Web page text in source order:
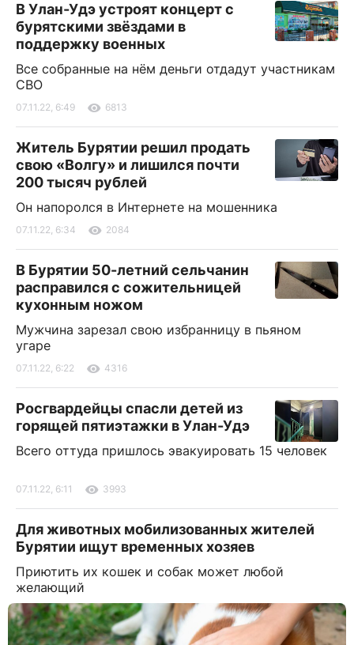
В Улан-Удэ устроят концерт с
бурятскими звёздами в
поддержку военных
Все собранные на нём деньги отдадут участникам
СВО
07.11.22, 6:49 6813
Житель Бурятии решил продать
свою «Волгу» и лишился почти
200 тысяч рублей
Он напоролся в Интернете на мошенника
07.11.22, 6:34 2084
В Бурятии 50-летний сельчанин
расправился с сожительницей
кухонным ножом
Мужчина зарезал свою избранницу в пьяном
угаре
07.11.22, 6:22 4316
Росгвардейцы спасли детей из
горящей пятиэтажки в Улан-Удэ
Всего оттуда пришлось эвакуировать 15 человек
07.11.22, 6:11 3993
Для животных мобилизованных жителей
Бурятии ищут временных хозяев
Приютить их кошек и собак может любой
желающий